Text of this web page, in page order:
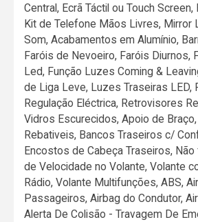
Central, Ecrã Táctil ou Touch Screen,
Kit de Telefone Mãos Livres, Mirror
Som, Acabamentos em Alumínio,
Faróis de Nevoeiro, Faróis Diurnos,
Led, Função Luzes Coming &
de Liga Leve, Luzes Traseiras
Regulação Eléctrica, Retrovisores
Vidros Escurecidos, Apoio de
Rebativeis, Bancos Traseiros c/
Encostos de Cabeça Traseiros, Não
de Velocidade no Volante, Volante
Rádio, Volante Multifunções, ABS,
Passageiros, Airbag do Condutor,
Alerta De Colisão - Travagem De